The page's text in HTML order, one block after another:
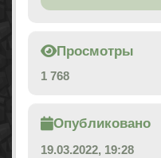
Просмотры
1 768
Опубликовано
19.03.2022, 19:28